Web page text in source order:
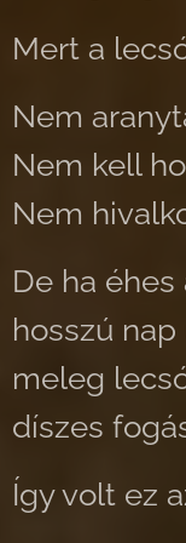
Mert a
Nem
Nem kell
Nem
De ha
hosszú
meleg
díszes
Így volt ez